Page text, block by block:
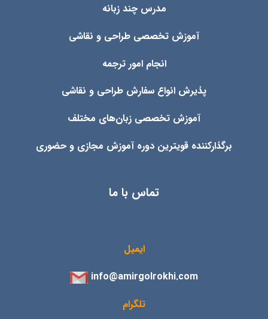
مدرس چند زبانه
آموزش تخصصی طراحی و نقاشی
انجام امور ترجمه
پذیرش انواع سفارش طراحی و نقاشی
آموزش تخصصی زبان‌های مختلف
برگذارکننده قویترین دوره آموزش مجازی و حضوری
تماس با ما
ایمیل
info@amirgolrokhi.com
تلگرام